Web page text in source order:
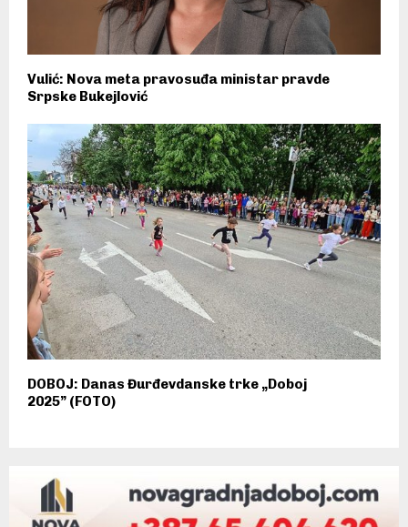
Vulić: Nova meta pravosuđa ministar pravde
Srpske Bukejlović
DOBOJ: Danas Đurđevdanske trke „Doboj
2025” (FOTO)